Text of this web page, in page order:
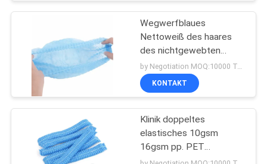
Wegwerfblaues
Nettoweiß des haares
des nichtgewebten
Haar-Abdeckungs-
Komfort-Schutzes
by Negotiation MOQ:10000 Tasche/Taschen
KONTAKT
Klinik doppeltes
elastisches 10gsm
16gsm pp. PET
Wegwerfclip-Kappe